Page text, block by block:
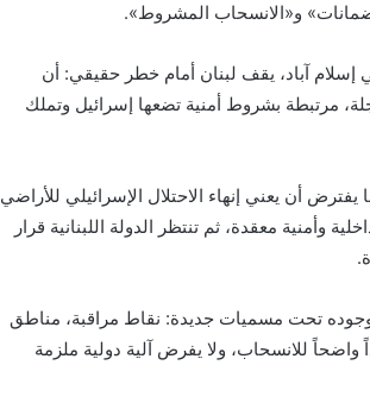
و«الانسحاب المشروط».
في إسلام آباد، يقف لبنان أمام خطر حقيقي: أن
مرتبطة بشروط أمنية تضعها إسرائيل وتملك
أن يعني إنهاء الاحتلال الإسرائيلي للأراضي
وأمنية معقدة، ثم تنتظر الدولة اللبنانية قرار
تحت مسميات جديدة: نقاط مراقبة، مناطق
واضحاً للانسحاب، ولا يفرض آلية دولية ملزمة